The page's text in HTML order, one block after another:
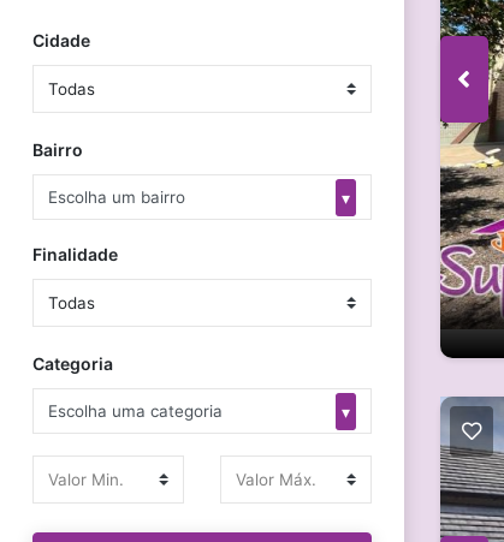
Cidade
Bairro
Escolha um bairro ▾
Finalidade
Categoria
Escolha uma categoria ▾